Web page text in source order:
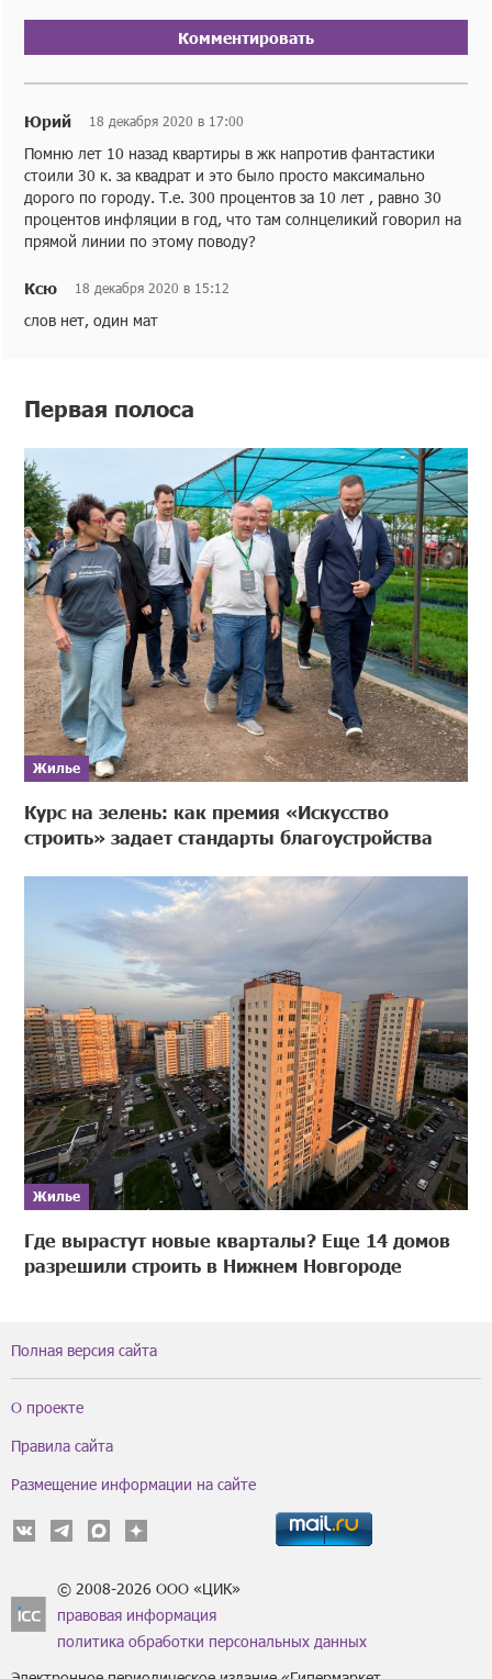
Комментировать
Юрий 18 декабря 2020 в 17:00
Помню лет 10 назад квартиры в жк напротив фантастики
стоили 30 к. за квадрат и это было просто максимально
дорого по городу. Т.е. 300 процентов за 10 лет , равно 30
процентов инфляции в год, что там солнцеликий говорил на
прямой линии по этому поводу?
Ксю 18 декабря 2020 в 15:12
слов нет, один мат
Первая полоса
Жилье
Курс на зелень: как премия «Искусство
строить» задает стандарты благоустройства
Жилье
Где вырастут новые кварталы? Еще 14 домов
разрешили строить в Нижнем Новгороде
Полная версия сайта
О проекте
Правила сайта
Размещение информации на сайте
© 2008-2026 ООО «ЦИК»
правовая информация
политика обработки персональных данных